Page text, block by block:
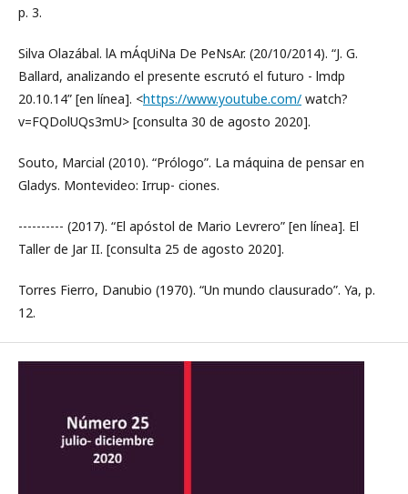
p. 3.
Silva Olazábal. lA mÁqUiNa De PeNsAr. (20/10/2014). “J. G.
Ballard, analizando el presente escrutó el futuro - lmdp
20.10.14” [en línea]. <https://www.youtube.com/ watch?
v=FQDolUQs3mU> [consulta 30 de agosto 2020].
Souto, Marcial (2010). “Prólogo”. La máquina de pensar en
Gladys. Montevideo: Irrup- ciones.
---------- (2017). “El apóstol de Mario Levrero” [en línea]. El
Taller de Jar II. [consulta 25 de agosto 2020].
Torres Fierro, Danubio (1970). “Un mundo clausurado”. Ya, p.
12.